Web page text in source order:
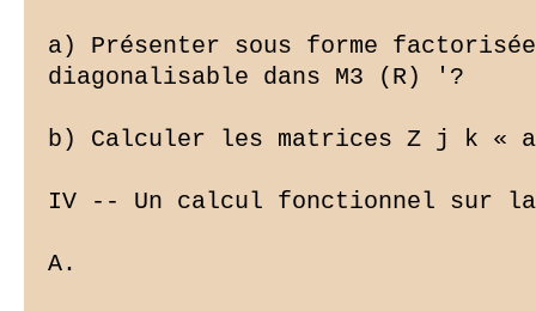
a) Présenter sous forme
diagonalisable dans M3 (R) '?
b) Calculer les matrices Z j k «
IV -- Un calcul fonctionnel sur la
A.